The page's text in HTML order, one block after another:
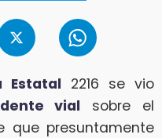
Estatal 2216 se vio
vial sobre el
que presuntamente